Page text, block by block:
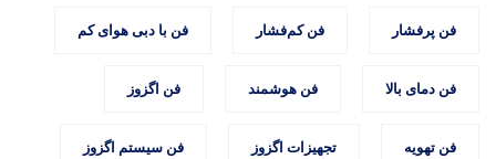
فن پرفشار فن کم‌فشار فن با دبی هوای کم
فن دمای بالا فن هوشمند فن اگزوز
فن تهویه تجهیزات اگزوز فن سیستم اگزوز